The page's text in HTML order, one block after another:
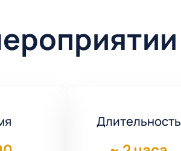
Длительность